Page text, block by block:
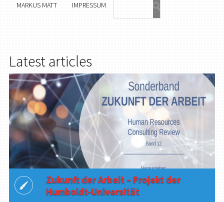
MARKUS MATT IMPRESSUM
Latest articles
Zukunft der Arbeit – Projekt der
Humboldt-Universität